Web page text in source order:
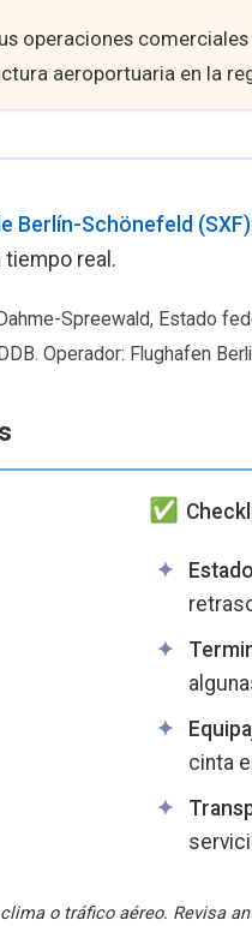
operaciones
aeroportuaria en la
Berlín-Schönefeld (SXF)
real.
Spreewald, Estado
Operador: Flughafen
cinta
o tráfico aéreo. Revisa